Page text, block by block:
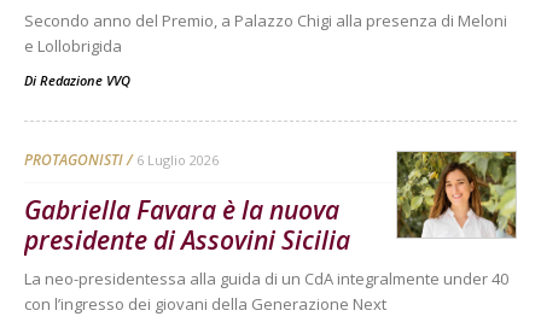
Secondo anno del Premio, a Palazzo Chigi alla presenza di Meloni
e Lollobrigida
Di Redazione VVQ
PROTAGONISTI 6 Luglio 2026
Gabriella Favara è la nuova
presidente di Assovini Sicilia
La neo-presidentessa alla guida di un CdA integralmente under 40
con l’ingresso dei giovani della Generazione Next